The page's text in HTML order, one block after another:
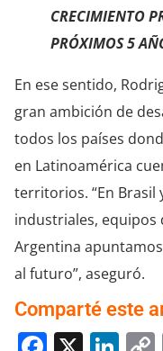
CRECIMIENTO
PRÓXIMOS 5
En ese sentido,
gran ambición de
todos los países
en Latinoamérica
territorios. “En Brasil
industriales, equipos
Argentina
al futuro”, aseguró.
Comparté este